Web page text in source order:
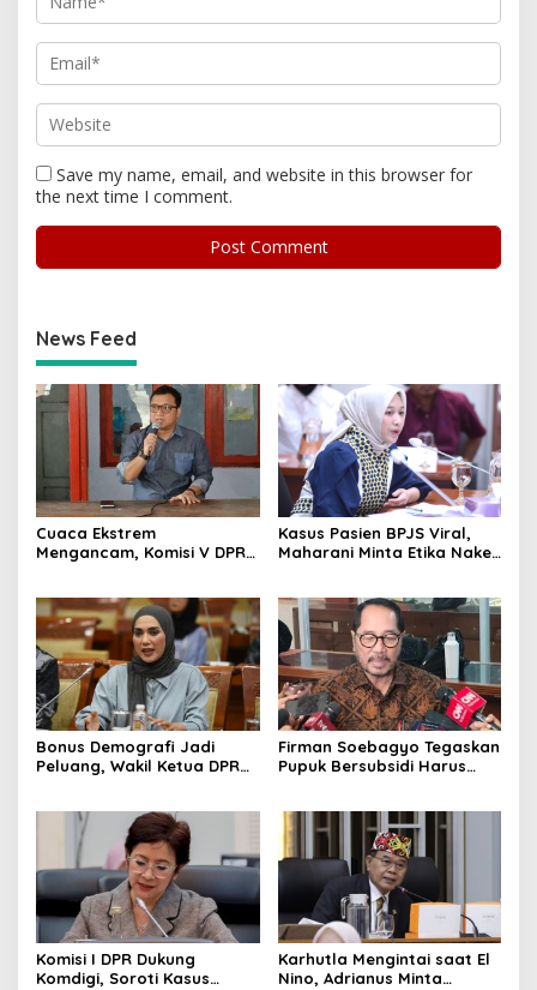
Save my name, email, and website in this browser for
the next time I comment.
News Feed
Cuaca Ekstrem
Mengancam, Komisi V DPR
Kasus Pasien BPJS Viral,
Maharani Minta Etika Nakes
Bonus Demografi Jadi
Peluang, Wakil Ketua DPR
Firman Soebagyo Tegaskan
Pupuk Bersubsidi Harus
Komisi I DPR Dukung
Komdigi, Soroti Kasus
Karhutla Mengintai saat El
Nino, Adrianus Minta